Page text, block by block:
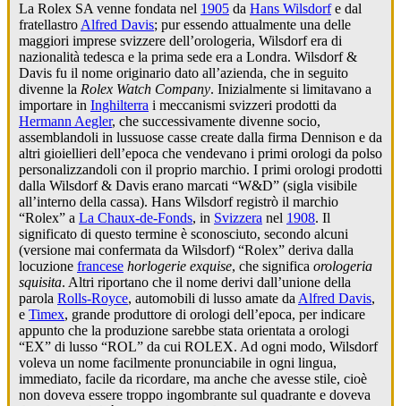
La Rolex SA venne fondata nel 1905 da Hans Wilsdorfe dal
fratellastro Alfred Davis; pur essendo attualmente una delle
maggiori imprese svizzere dell’orologeria, Wilsdorf era di
nazionalità tedesca e la prima sede era a Londra. Wilsdorf &
Davis fu il nome originario dato all’azienda, che in seguito
divenne la Rolex Watch Company. Inizialmente si limitavano a
importare in Inghilterra i meccanismi svizzeri prodotti da
Hermann Aegler, che successivamente divenne socio,
assemblandoli in lussuose casse create dalla firma Dennison e da
altri gioiellieri dell’epoca che vendevano i primi orologi da polso
personalizzandoli con il proprio marchio. I primi orologi prodotti
dalla Wilsdorf & Davis erano marcati “W&D” (sigla visibile
all’interno della cassa). Hans Wilsdorf registrò il marchio
“Rolex” a La Chaux-de-Fonds, in Svizzera nel 1908. Il
significato di questo termine è sconosciuto, secondo alcuni
(versione mai confermata da Wilsdorf) “Rolex” deriva dalla
locuzione francese horlogerie exquise, che significa orologeria
squisita. Altri riportano che il nome derivi dall’unione della
parola Rolls-Royce, automobili di lusso amate da Alfred Davis,
e Timex, grande produttore di orologi dell’epoca, per indicare
appunto che la produzione sarebbe stata orientata a orologi
“EX” di lusso “ROL” da cui ROLEX. Ad ogni modo, Wilsdorf
voleva un nome facilmente pronunciabile in ogni lingua,
immediato, facile da ricordare, ma anche che avesse stile, cioè
non doveva essere troppo ingombrante sul quadrante e doveva